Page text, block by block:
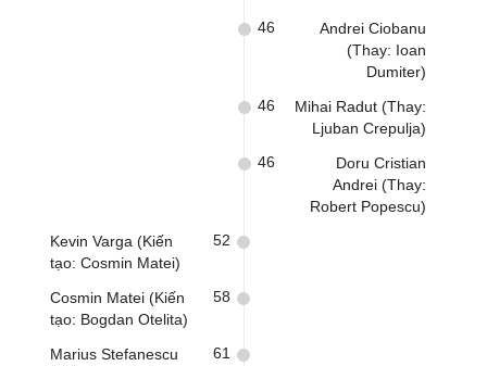
Andrei Ciobanu
(Thay: Ioan
Dumiter)
46
Mihai Radut (Thay:
Ljuban Crepulja)
46
Doru Cristian
Andrei (Thay:
Robert Popescu)
46
Kevin Varga (Kiến
tạo: Cosmin Matei)
52
Cosmin Matei (Kiến
tạo: Bogdan Otelita)
58
Marius Stefanescu
61